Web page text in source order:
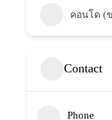
คอนโด (
Contact
Phone